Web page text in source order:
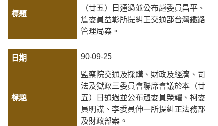
（廿五）日通過並公布趙委員昌平、
詹委員益彰所提糾正交通部台灣鐵路
管理局案。
90-09-25
監察院交通及採購、財政及經濟、司
法及獄政三委員會聯席會議於本（廿
五）日通過並公布趙委員榮耀、柯委
員明謀、李委員伸一所提糾正法務部
及財政部案。